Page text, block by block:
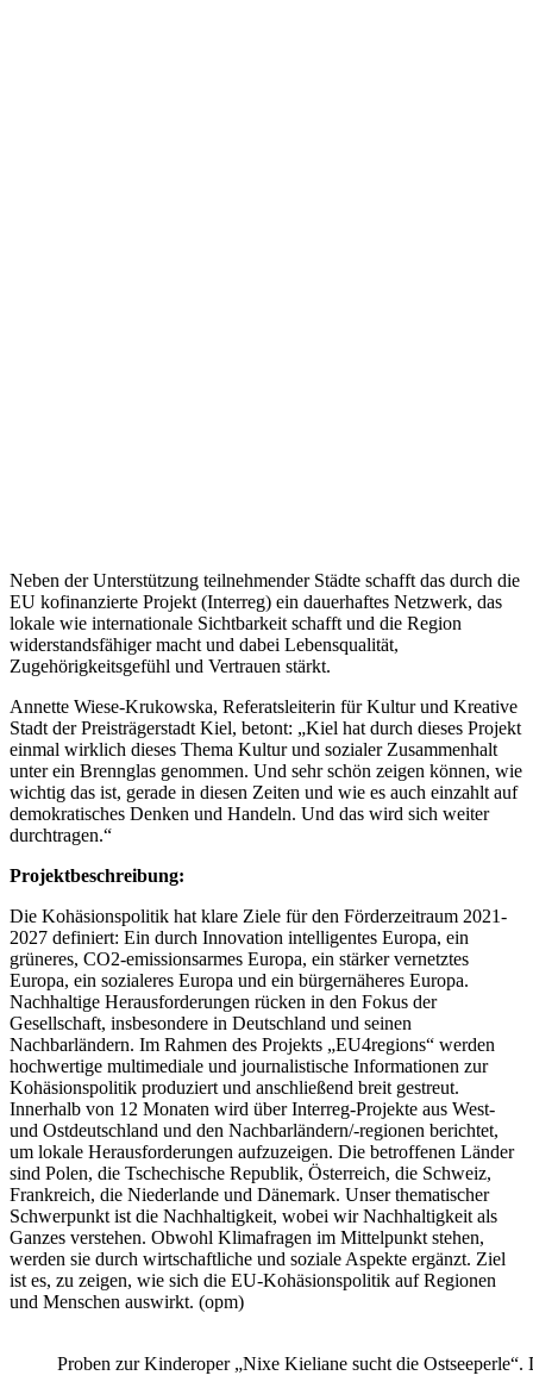
Neben der Unterstützung teilnehmender Städte schafft das durch die
EU kofinanzierte Projekt (Interreg) ein dauerhaftes Netzwerk, das
lokale wie internationale Sichtbarkeit schafft und die Region
widerstandsfähiger macht und dabei Lebensqualität,
Zugehörigkeitsgefühl und Vertrauen stärkt.
Annette Wiese-Krukowska, Referatsleiterin für Kultur und Kreative
Stadt der Preisträgerstadt Kiel, betont: „Kiel hat durch dieses Projekt
einmal wirklich dieses Thema Kultur und sozialer Zusammenhalt
unter ein Brennglas genommen. Und sehr schön zeigen können, wie
wichtig das ist, gerade in diesen Zeiten und wie es auch einzahlt auf
demokratisches Denken und Handeln. Und das wird sich weiter
durchtragen.“
Projektbeschreibung:
Die Kohäsionspolitik hat klare Ziele für den Förderzeitraum 2021-
2027 definiert: Ein durch Innovation intelligentes Europa, ein
grüneres, CO2-emissionsarmes Europa, ein stärker vernetztes
Europa, ein sozialeres Europa und ein bürgernäheres Europa.
Nachhaltige Herausforderungen rücken in den Fokus der
Gesellschaft, insbesondere in Deutschland und seinen
Nachbarländern. Im Rahmen des Projekts „EU4regions“ werden
hochwertige multimediale und journalistische Informationen zur
Kohäsionspolitik produziert und anschließend breit gestreut.
Innerhalb von 12 Monaten wird über Interreg-Projekte aus West-
und Ostdeutschland und den Nachbarländern/-regionen berichtet,
um lokale Herausforderungen aufzuzeigen. Die betroffenen Länder
sind Polen, die Tschechische Republik, Österreich, die Schweiz,
Frankreich, die Niederlande und Dänemark. Unser thematischer
Schwerpunkt ist die Nachhaltigkeit, wobei wir Nachhaltigkeit als
Ganzes verstehen. Obwohl Klimafragen im Mittelpunkt stehen,
werden sie durch wirtschaftliche und soziale Aspekte ergänzt. Ziel
ist es, zu zeigen, wie sich die EU-Kohäsionspolitik auf Regionen
und Menschen auswirkt. (opm)
Proben zur Kinderoper „Nixe Kieliane sucht die